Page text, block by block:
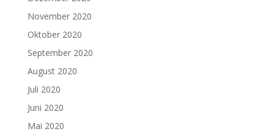
November 2020
Oktober 2020
September 2020
August 2020
Juli 2020
Juni 2020
Mai 2020